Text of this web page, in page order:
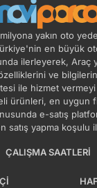
yakın oto
en büyük
ilerleyerek, Araç
özelliklerini ve
ile hizmet vermeyi
ürünleri, en uygun
e-satış
satış yapma koşulu
ÇALIŞMA SAATLERI